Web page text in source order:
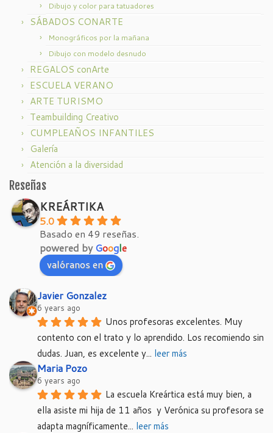
Dibujo y color para tatuadores
SÁBADOS CONARTE
Monográficos por la mañana
Dibujo con modelo desnudo
REGALOS conArte
ESCUELA VERANO
ARTE TURISMO
Teambuilding Creativo
CUMPLEAÑOS INFANTILES
Galería
Atención a la diversidad
Reseñas
KREÁRTIKA
5.0
Basado en 49 reseñas.
powered byGoogle
valóranos en
Javier Gonzalez
6 years ago
Unos profesoras excelentes. Muy
contento con el trato y lo aprendido. Los recomiendo sin
dudas. Juan, es excelente y... leer más
Maria Pozo
6 years ago
La escuela Kreártica está muy bien, a
ella asiste mi hija de 11 años  y Verónica su profesora se
adapta magníficamente... leer más